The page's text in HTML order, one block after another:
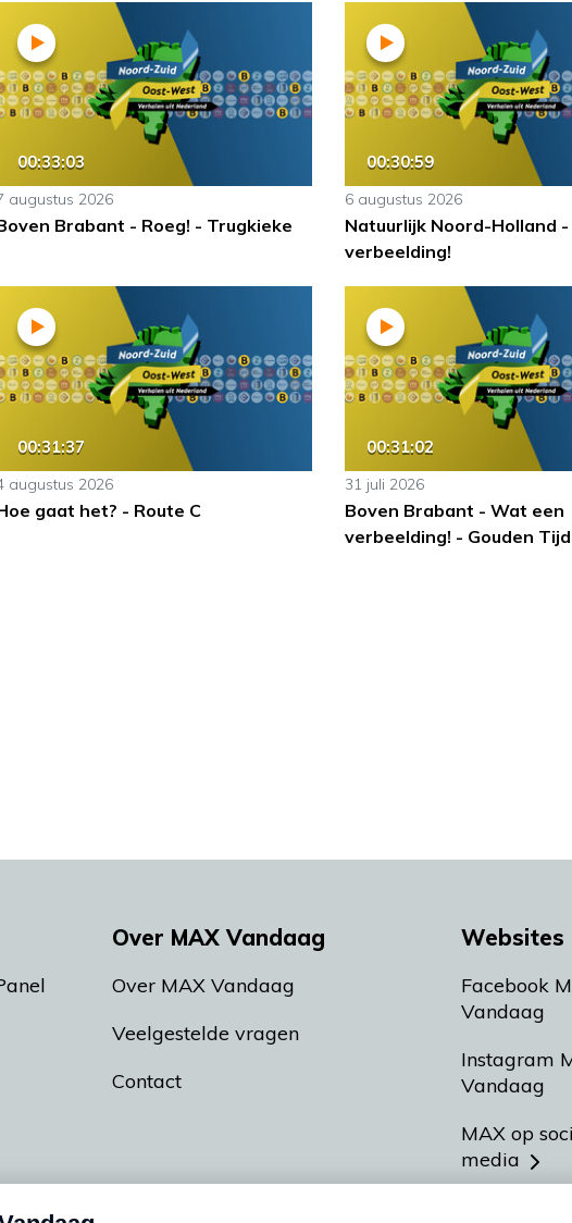
00:33:03
augustus 2026
Brabant - Roeg! - Trugkieke
00:30:59
6 augustus 2026
Natuurlijk Noord-Holland
verbeelding!
00:31:37
augustus 2026
gaat het? - Route C
00:31:02
31 juli 2026
Boven Brabant - Wat een
verbeelding! - Gouden
Over MAX Vandaag
Over MAX Vandaag
Veelgestelde vragen
Contact
Websites
Facebook
Vandaag
Instagram
Vandaag
MAX op
media